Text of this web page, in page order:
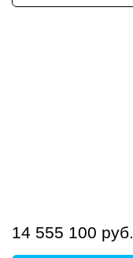
14 555 100 руб.